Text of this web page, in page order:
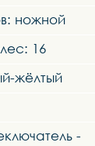
ножной
16
жёлтый
-